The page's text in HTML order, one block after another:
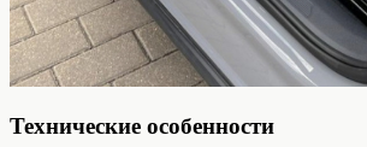
Технические особенности